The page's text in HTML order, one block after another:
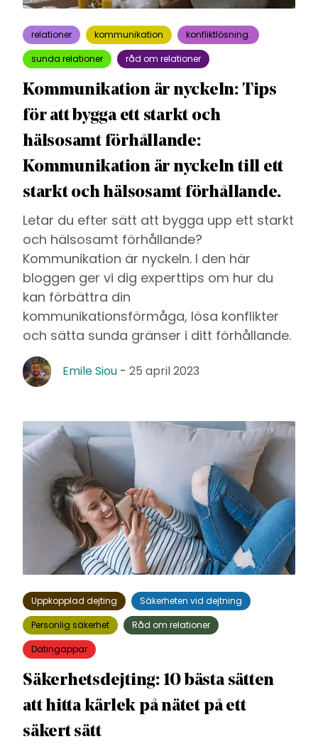
relationer kommunikation
konfliktlösning.
sunda relationer
råd om relationer
Kommunikation är nyckeln: Tips
för att bygga ett starkt och
hälsosamt förhållande:
Kommunikation är nyckeln till ett
starkt och hälsosamt förhållande.
Letar du efter sätt att bygga upp ett starkt
och hälsosamt förhållande?
Kommunikation är nyckeln. I den här
bloggen ger vi dig experttips om hur du
kan förbättra din
kommunikationsförmåga, lösa konflikter
och sätta sunda gränser i ditt förhållande.
Emile Siou - 25 april 2023
Uppkopplad dejting
Säkerheten vid dejtning
Personlig säkerhet
Råd om relationer
Datingappar
Säkerhetsdejting: 10 bästa sätten
att hitta kärlek på nätet på ett
säkert sätt